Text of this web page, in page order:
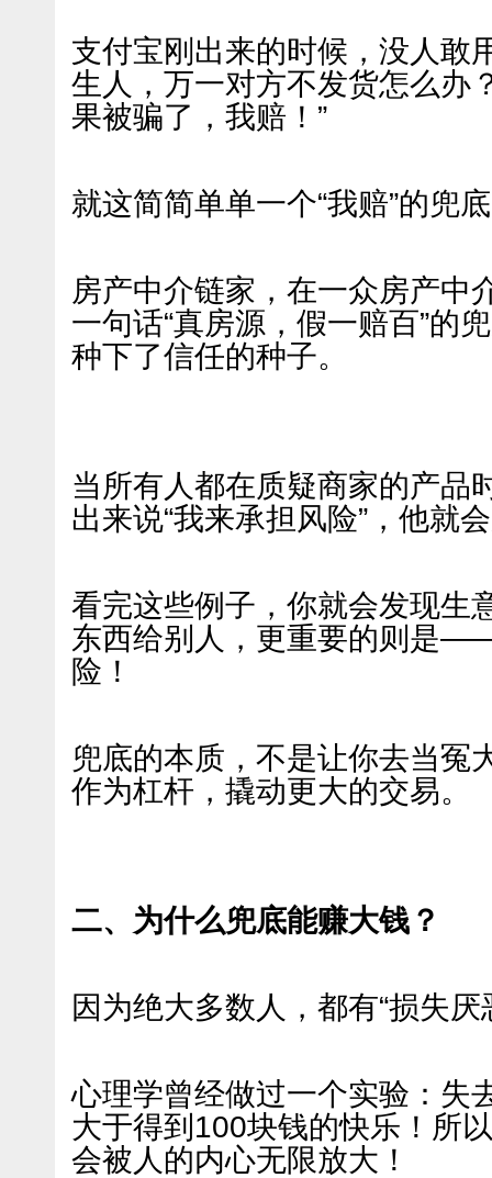
支付宝刚出来的时候，没人敢
生人，万一对方不发货怎么办
果被骗了，我赔！”
就这简简单单一个“我赔”的兜
房产中介链家，在一众房产中
一句话“真房源，假一赔百”的
种下了信任的种子。
当所有人都在质疑商家的产品
出来说“我来承担风险”，他就
看完这些例子，你就会发现生
东西给别人，更重要的则是
险！
兜底的本质，不是让你去当冤
作为杠杆，撬动更大的交易。
二、为什么兜底能赚大钱？
因为绝大多数人，都有“损失厌
心理学曾经做过一个实验：失
大于得到100块钱的快乐！所
会被人的内心无限放大！